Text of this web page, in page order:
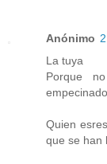
Anónimo
La tuya
Porque
Quien
que se han